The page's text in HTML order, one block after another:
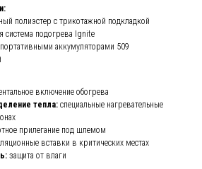
полиэстер с трикотажной подкладкой
система подогрева Ignite
аккумуляторами 509
включение обогрева
тепла: специальные нагревательные
прилегание под шлемом
вставки в критических местах
защита от влаги